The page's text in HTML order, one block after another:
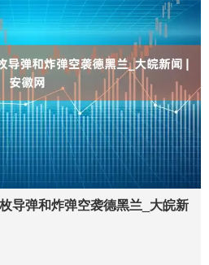
导弹和炸弹空袭德黑兰_大皖新